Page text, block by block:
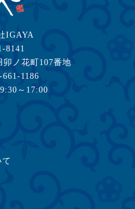
IGAYA
8141
ノ花町107番地
1186
～17:00